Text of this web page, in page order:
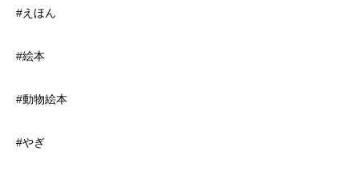
#えほん
#絵本
#動物絵本
#やぎ